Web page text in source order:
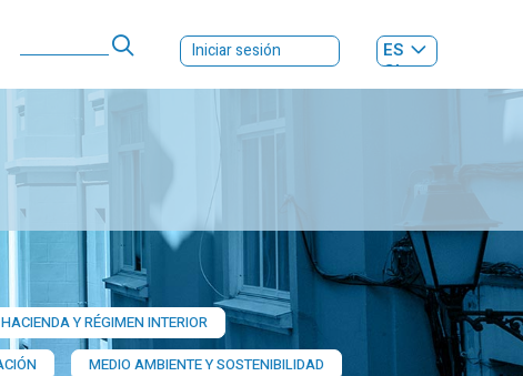
Iniciar sesión
ES
GL
Y RÉGIMEN INTERIOR
MEDIO AMBIENTE Y SOSTENIBILIDAD